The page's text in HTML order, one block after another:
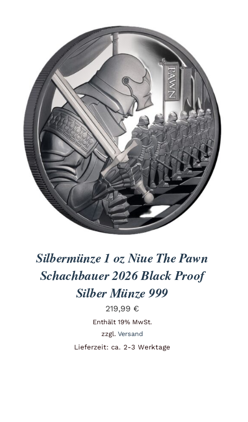
Silbermünze 1 oz Niue The Pawn
Schachbauer 2026 Black Proof
Silber Münze 999
219,99 €
Enthält 19% MwSt.
zzgl. Versand
Lieferzeit: ca. 2-3 Werktage